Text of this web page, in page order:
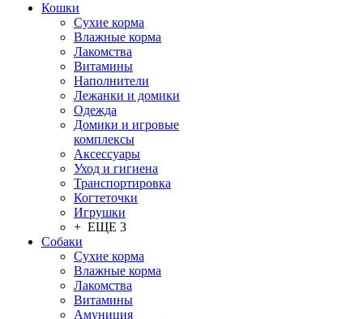
Кошки
Сухие корма
Влажные корма
Лакомства
Витамины
Наполнители
Лежанки и домики
Одежда
Домики и игровые
комплексы
Аксессуары
Уход и гигиена
Транспортировка
Когтеточки
Игрушки
+ ЕЩЕ 3
Собаки
Сухие корма
Влажные корма
Лакомства
Витамины
Амуниция